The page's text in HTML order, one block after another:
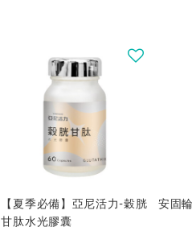
【夏季必備】亞尼活力-穀胱
甘肽水光膠囊
安固